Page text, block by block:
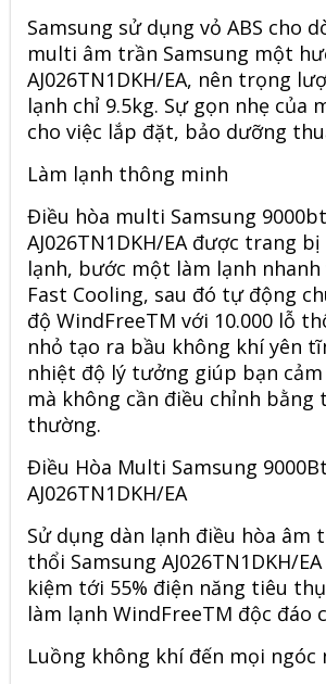
Samsung sử dụng vỏ ABS cho
multi âm trần Samsung một
AJ026TN1DKH/EA, nên trọng
lạnh chỉ 9.5kg. Sự gọn nhẹ của
cho việc lắp đặt, bảo dưỡng
Làm lạnh thông minh
Điều hòa multi Samsung
AJ026TN1DKH/EA được trang
lạnh, bước một làm lạnh nhanh
Fast Cooling, sau đó tự động
độ WindFreeTM với 10.000 lỗ
nhỏ tạo ra bầu không khí yên
nhiệt độ lý tưởng giúp bạn
mà không cần điều chỉnh bằng
thường.
Điều Hòa Multi Samsung
AJ026TN1DKH/EA
Sử dụng dàn lạnh điều hòa âm
thổi Samsung AJ026TN1DKH/
kiệm tới 55% điện năng tiêu
làm lạnh WindFreeTM độc đáo
Luồng không khí đến mọi ngóc